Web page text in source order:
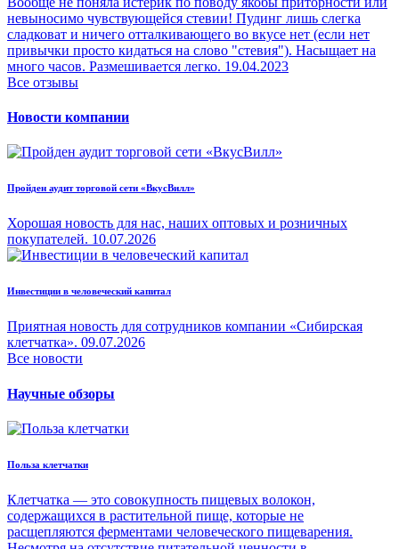
невыносимо чувствующейся стевии! Пудинг лишь слегка
сладковат и ничего отталкивающего во вкусе нет (если нет
привычки просто кидаться на слово "стевия"). Насыщает на
много часов. Размешивается легко. 19.04.2023
Все отзывы
Новости компании
Пройден аудит торговой сети «ВкусВилл»
Хорошая новость для нас, наших оптовых и розничных
покупателей. 10.07.2026
Инвестиции в человеческий капитал
Приятная новость для сотрудников компании «Сибирская
клетчатка». 09.07.2026
Все новости
Научные обзоры
Польза клетчатки
Клетчатка — это совокупность пищевых волокон,
содержащихся в растительной пище, которые не
расщепляются ферментами человеческого пищеварения.